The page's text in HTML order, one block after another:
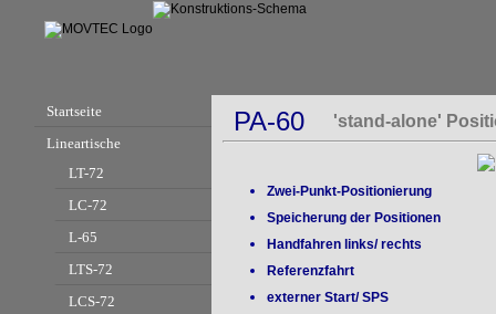
Startseite
Lineartische
LT-72
LC-72
L-65
LTS-72
LCS-72
PA-60 'stand-alone'
Zwei-Punkt-Positionierung
Speicherung der Positionen
Handfahren links/ rechts
Referenzfahrt
externer Start/ SPS